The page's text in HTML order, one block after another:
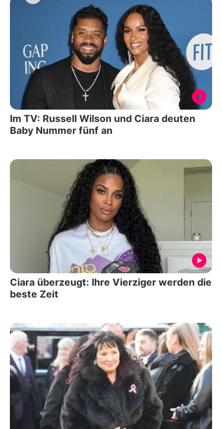
Im TV: Russell Wilson und Ciara deuten
Baby Nummer fünf an
Ciara überzeugt: Ihre Vierziger werden die
beste Zeit